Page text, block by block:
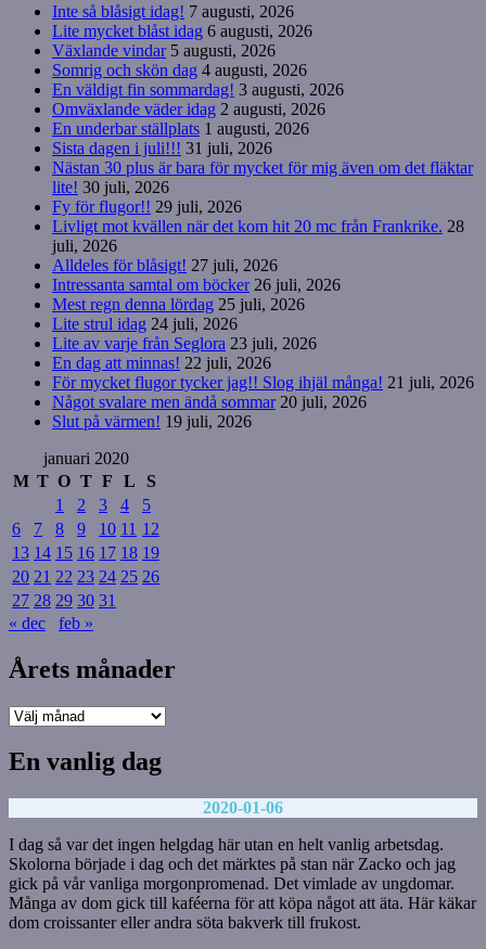
Inte så blåsigt idag! 7 augusti, 2026
Lite mycket blåst idag 6 augusti, 2026
Växlande vindar 5 augusti, 2026
Somrig och skön dag 4 augusti, 2026
En väldigt fin sommardag! 3 augusti, 2026
Omväxlande väder idag 2 augusti, 2026
En underbar ställplats 1 augusti, 2026
Sista dagen i juli!!! 31 juli, 2026
Nästan 30 plus är bara för mycket för mig även om det fläktar
lite! 30 juli, 2026
Fy för flugor!! 29 juli, 2026
Livligt mot kvällen när det kom hit 20 mc från Frankrike. 28
juli, 2026
Alldeles för blåsigt! 27 juli, 2026
Intressanta samtal om böcker 26 juli, 2026
Mest regn denna lördag 25 juli, 2026
Lite strul idag 24 juli, 2026
Lite av varje från Seglora 23 juli, 2026
En dag att minnas! 22 juli, 2026
För mycket flugor tycker jag!! Slog ihjäl många! 21 juli, 2026
Något svalare men ändå sommar 20 juli, 2026
Slut på värmen! 19 juli, 2026
januari 2020
M T O T F L
S
1
2 3 4
5
6
7 8 9 10 11 12
13 14 15 16 17 18 19
20 21 22 23 24 25 26
27 28 29 30 31
« dec
feb »
Årets månader
Årets
En vanlig dag
2020-01-06
I dag så var det ingen helgdag här utan en helt vanlig arbetsdag.
Skolorna började i dag och det märktes på stan när Zacko och jag
gick på vår vanliga morgonpromenad. Det vimlade av ungdomar.
Många av dom gick till kaféerna för att köpa något att äta. Här käkar
dom croissanter eller andra söta bakverk till frukost.